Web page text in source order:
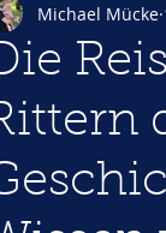
Michael Mücke